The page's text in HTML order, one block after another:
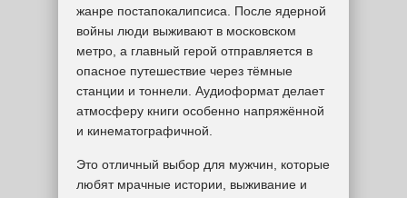
жанре постапокалипсиса. После ядерной
войны люди выживают в московском
метро, а главный герой отправляется в
опасное путешествие через тёмные
станции и тоннели. Аудиоформат делает
атмосферу книги особенно напряжённой
и кинематографичной.
Это отличный выбор для мужчин, которые
любят мрачные истории, выживание и